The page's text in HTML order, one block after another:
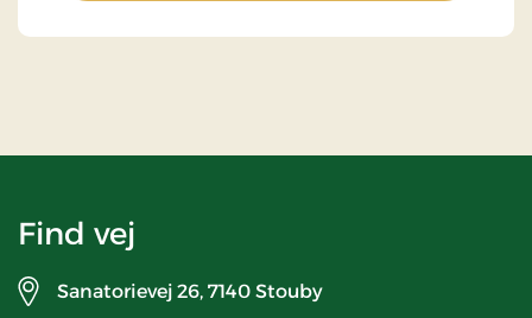
Find vej
Sanatorievej 26, 7140 Stouby